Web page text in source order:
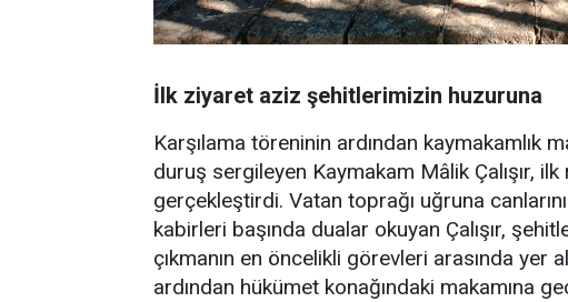
İlk ziyaret aziz şehitlerimizin huzuruna
Karşılama töreninin ardından kaymakamlık
duruş sergileyen Kaymakam Mâlik Çalışır,
gerçekleştirdi. Vatan toprağı uğruna
kabirleri başında dualar okuyan Çalışır,
çıkmanın en öncelikli görevleri arasında yer
ardından hükümet konağındaki makamına